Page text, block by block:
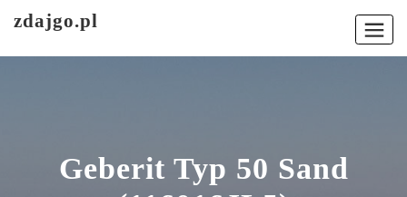
zdajgo.pl
Geberit Typ 50 Sand